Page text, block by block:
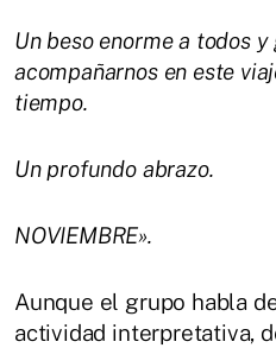
Un beso enorme a todos
acompañarnos en este
tiempo.
Un profundo abrazo.
NOVIEMBRE».
Aunque el grupo habla
actividad interpretativa,